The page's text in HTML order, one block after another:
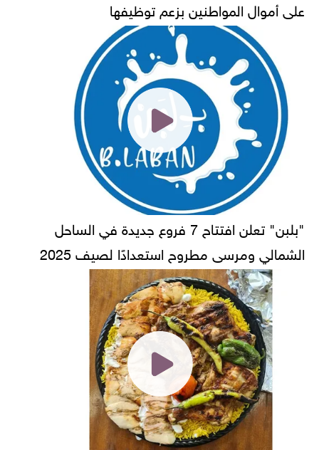
على أموال المواطنين بزعم توظيفها
"بلبن" تعلن افتتاح 7 فروع جديدة في الساحل
الشمالي ومرسى مطروح استعدادًا لصيف 2025